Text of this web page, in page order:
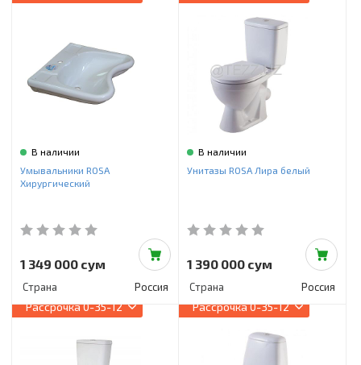
В наличии
Умывальники ROSA
Хирургический
1 349 000 сум
Страна Россия
В наличии
Унитазы ROSA Лира белый
1 390 000 сум
Страна Россия
Рассрочка0-35-12 Рассрочка0-35-12